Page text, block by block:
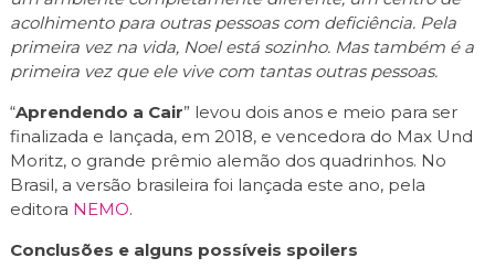
acolhimento para outras pessoas com deficiência. Pela
primeira vez na vida, Noel está sozinho. Mas também é a
primeira vez que ele vive com tantas outras pessoas.
“Aprendendo a Cair” levou dois anos e meio para ser
finalizada e lançada, em 2018, e vencedora do Max Und
Moritz, o grande prêmio alemão dos quadrinhos. No
Brasil, a versão brasileira foi lançada este ano, pela
editora NEMO.
Conclusões e alguns possíveis spoilers